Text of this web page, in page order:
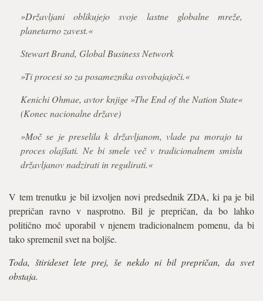
»Državljani oblikujejo svoje lastne globalne mreže,
planetarno zavest.«
Stewart Brand, Global Business Network
»Ti procesi so za posameznika osvobajajoči.«
Kenichi Ohmae, avtor knjige »The End of the Nation State«
(Konec nacionalne države)
»Moč se je preselila k državljanom, vlade pa morajo ta
proces olajšati. Ne bi smele več v tradicionalnem smislu
državljanov nadzirati in regulirati.«
V tem trenutku je bil izvoljen novi predsednik ZDA, ki pa je bil
prepričan ravno v nasprotno. Bil je prepričan, da bo lahko
politično moč uporabil v njenem tradicionalnem pomenu, da bi
tako spremenil svet na boljše.
Toda, štirideset lete prej, še nekdo ni bil prepričan, da svet
obstaja.